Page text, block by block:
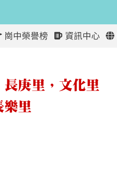
崗中榮譽榜 資訊中心
庚里，文化里
樂里